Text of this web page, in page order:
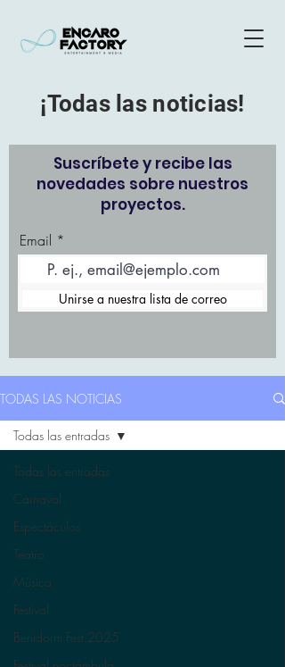
¡Todas las noticias!
Suscríbete y recibe las
novedades sobre nuestros
proyectos.
Email
Unirse a nuestra lista de correo
TODAS LAS NOTICIAS
Todas las entradas
Carnaval
Espectáculos
Teatro
Música
Festival
Benidorm Fest 2025
Todas las entradas